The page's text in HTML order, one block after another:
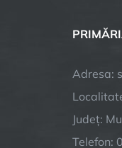
Adresa:
Județ:
Telefon: